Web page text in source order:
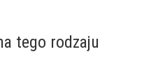
tego rodzaju